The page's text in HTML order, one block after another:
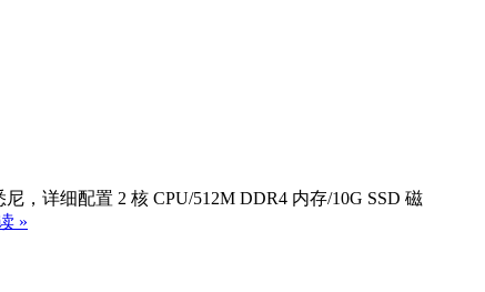
，详细配置 2 核 CPU/512M DDR4 内存/10G SSD 磁
»